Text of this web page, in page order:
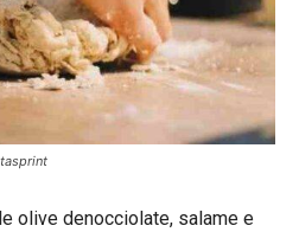
olive denocciolate, salame e